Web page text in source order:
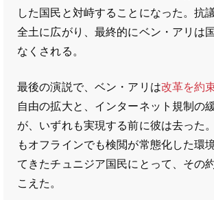
した国民と対峙することになった。抗
全土に広がり、最終的にベン・アリは
なくされる。
最後の演説で、ベン・アリは改革を約
自由の拡大と、インターネット規制の
が、いずれも実現する前に彼は去った
もオフラインでも検閲が常態化した環
てきたチュニジア国民にとって、その
こえた。